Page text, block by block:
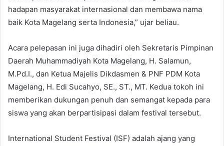
hadapan masyarakat internasional dan membawa nama
baik Kota Magelang serta Indonesia,” ujar beliau.
Acara pelepasan ini juga dihadiri oleh Sekretaris Pimpinan
Daerah Muhammadiyah Kota Magelang, H. Salamun,
M.Pd.I., dan Ketua Majelis Dikdasmen & PNF PDM Kota
Magelang, H. Edi Sucahyo, SE., ST., MT. Kedua tokoh ini
memberikan dukungan penuh dan semangat kepada para
siswa yang akan berpartisipasi dalam festival tersebut.
International Student Festival (ISF) adalah ajang yang